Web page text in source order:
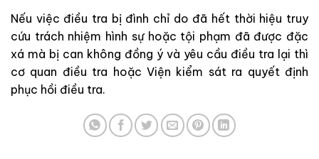
Nếu việc điều tra bị đình chỉ do đã hết thời hiệu truy
cứu trách nhiệm hình sự hoặc tội phạm đã được đặc
xá mà bị can không đồng ý và yêu cầu điều tra lại thì
cơ quan điều tra hoặcViện kiểm sát ra quyết định
phục hồi điều tra.